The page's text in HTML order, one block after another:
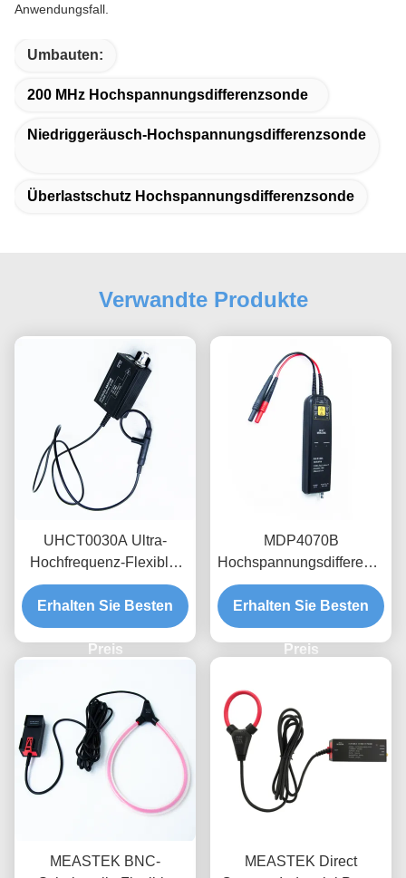
Anwendungsfall.
Umbauten:
200 MHz Hochspannungsdifferenzsonde
Niedriggeräusch-Hochspannungsdifferenzsonde
Überlastschutz Hochspannungsdifferenzsonde
Verwandte Produkte
UHCT0030A Ultra-
Hochfrequenz-Flexible-
Strom-Sonde mit
200mV/A
Hochempfindlichkeit
50MHz Bandbreite und
Sonde-Ring für
Halbleiterprüfung
Erhalten Sie Besten
Preis
MDP4070B
700V-Bereich, 100MHz-
Bandbreite-Floating-
Messung für
Leistungselektronik
Erhalten Sie Besten
Preis
MEASTEK BNC-
MEASTEK Direct